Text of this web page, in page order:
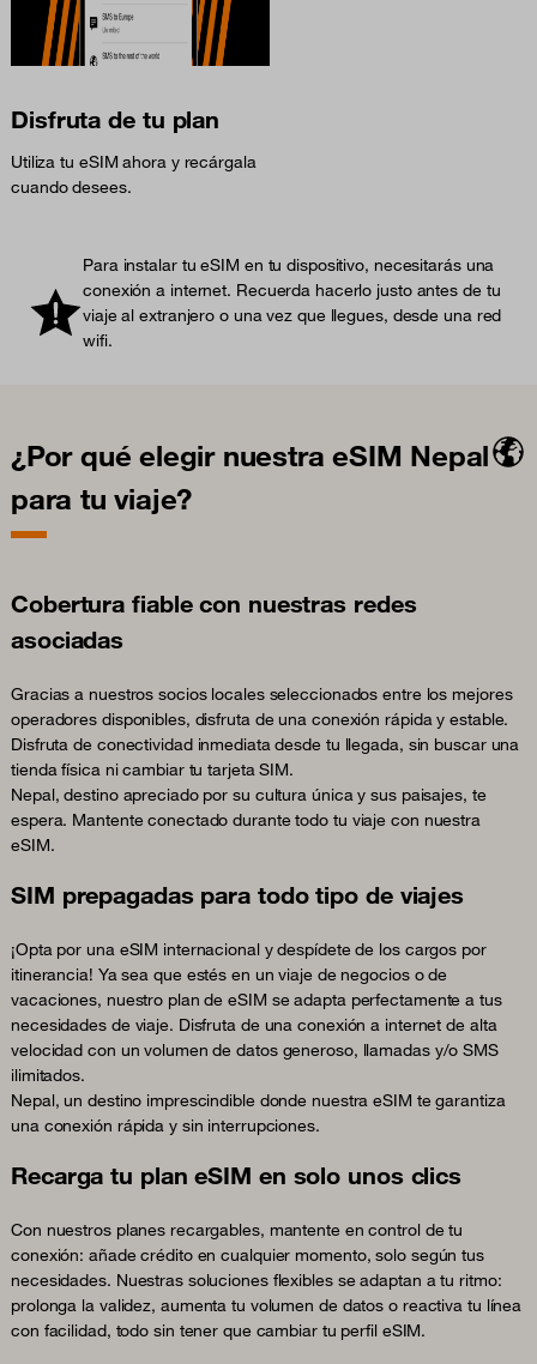
Disfruta de tu plan
Utiliza tu eSIM ahora y recárgala
cuando desees.
Para instalar tu eSIM en tu dispositivo, necesitarás una
conexión a internet. Recuerda hacerlo justo antes de tu
viaje al extranjero o una vez que llegues, desde una red
wifi.
¿Por qué elegir nuestra eSIM Nepal
para tu viaje?
Cobertura fiable con nuestras redes
asociadas
Gracias a nuestros socios locales seleccionados entre los mejores
operadores disponibles, disfruta de una conexión rápida y estable.
Disfruta de conectividad inmediata desde tu llegada, sin buscar una
tienda física ni cambiar tu tarjeta SIM.
Nepal, destino apreciado por su cultura única y sus paisajes, te
espera. Mantente conectado durante todo tu viaje con nuestra
eSIM.
SIM prepagadas para todo tipo de viajes
¡Opta por una eSIM internacional y despídete de los cargos por
itinerancia! Ya sea que estés en un viaje de negocios o de
vacaciones, nuestro plan de eSIM se adapta perfectamente a tus
necesidades de viaje. Disfruta de una conexión a internet de alta
velocidad con un volumen de datos generoso, llamadas y/o SMS
ilimitados.
Nepal, un destino imprescindible donde nuestra eSIM te garantiza
una conexión rápida y sin interrupciones.
Recarga tu plan eSIM en solo unos clics
Con nuestros planes recargables, mantente en control de tu
conexión: añade crédito en cualquier momento, solo según tus
necesidades. Nuestras soluciones flexibles se adaptan a tu ritmo:
prolonga la validez, aumenta tu volumen de datos o reactiva tu línea
con facilidad, todo sin tener que cambiar tu perfil eSIM.